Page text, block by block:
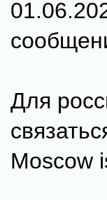
Для
Moscow